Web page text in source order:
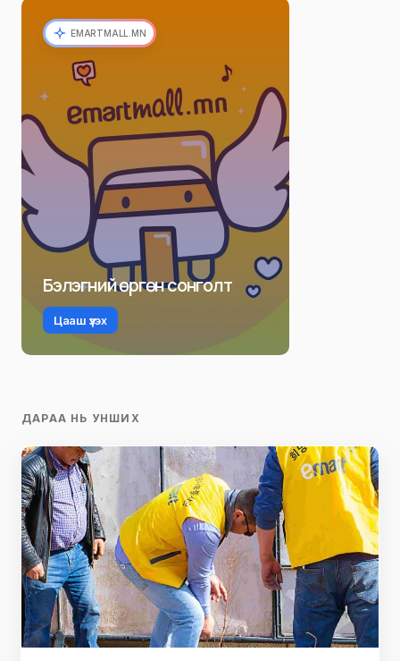
EMARTMALL.MN
Бэлэгний өргөн сонголт
Цааш үзэх
ДАРАА НЬ УНШИХ